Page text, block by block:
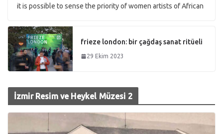
it is possible to sense the priority of women artists of African
frieze london: bir çağdaş sanat ritüeli
29 Ekim 2023
İzmir Resim ve Heykel Müzesi 2